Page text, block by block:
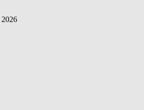
2026